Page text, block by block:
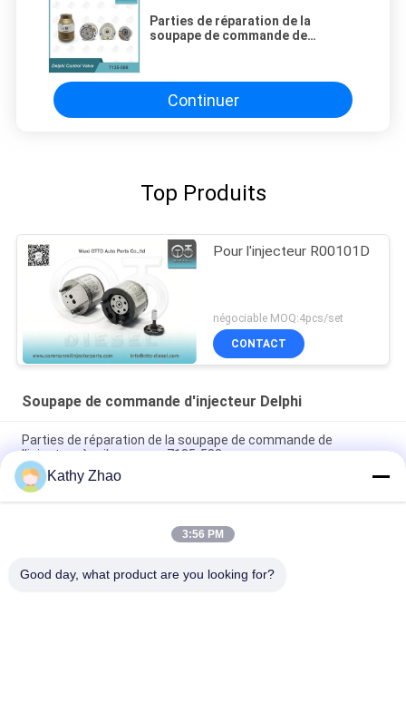
Parties de réparation de la
soupape de commande de
Continuer
Top Produits
Pour l'injecteur R00101D
négociable MOQ:4pcs/set
CONTACT
Soupape de commande d'injecteur Delphi
Parties de réparation de la soupape de commande de
l'injecteur à rail commun 7135-588
Valve de contrôle d'injecteur Delphi 28525582, fournisseur de
pièces d'injecteur Diesel à rampe commune 28229873
Pour l'injecteur 28337917 Appliqué Doosan T4 1.8 & 2.4 L Tc
Kathy Zhao
3:56 PM
Good day, what product are you looking for?